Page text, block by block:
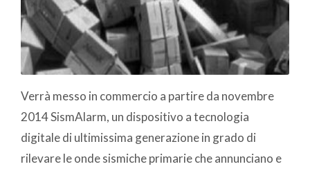
Verrà messo in commercio a partire da novembre
2014 SismAlarm, un dispositivo a tecnologia
digitale di ultimissima generazione in grado di
rilevare le onde sismiche primarie che annunciano e